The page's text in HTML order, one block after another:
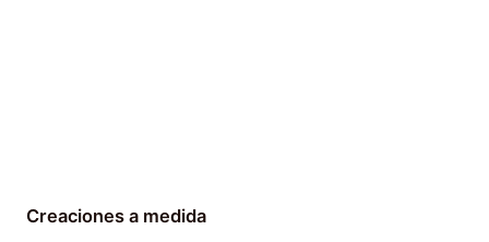
Creaciones a medida